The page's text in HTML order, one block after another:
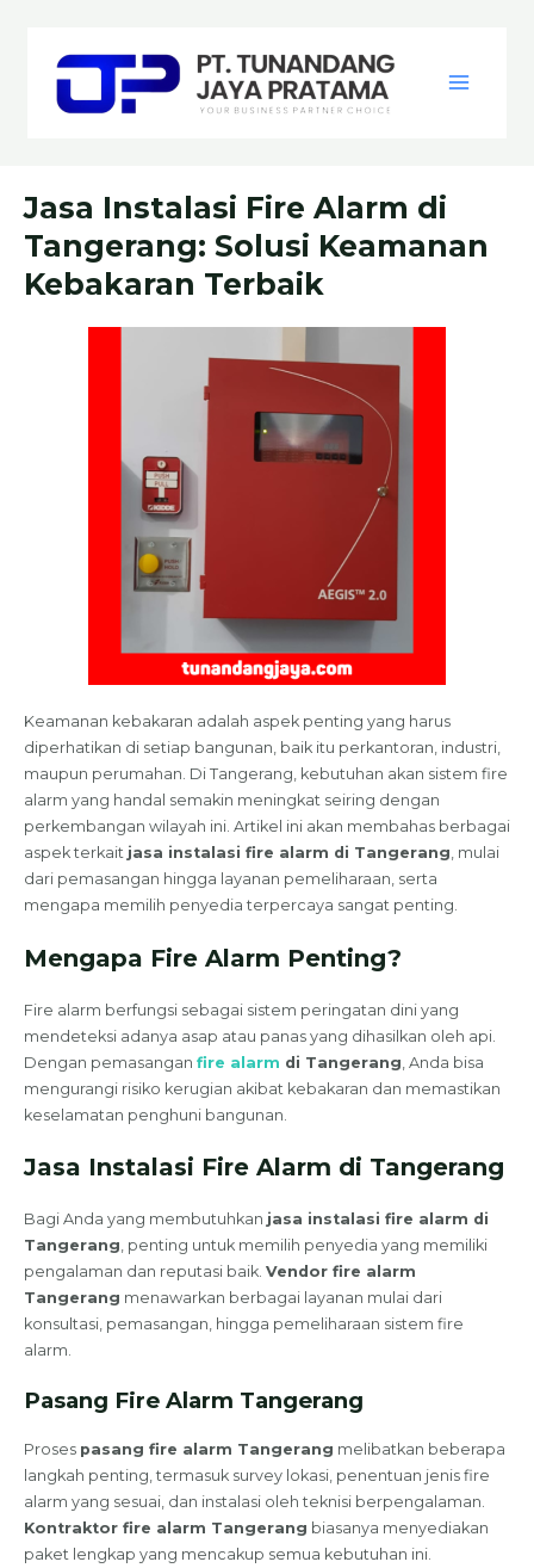
Menu
Jasa Instalasi Fire Alarm di
Tangerang: Solusi Keamanan
Kebakaran Terbaik
Keamanan kebakaran adalah aspek penting yang harus
diperhatikan di setiap bangunan, baik itu perkantoran, industri,
maupun perumahan. Di Tangerang, kebutuhan akan sistem fire
alarm yang handal semakin meningkat seiring dengan
perkembangan wilayah ini. Artikel ini akan membahas berbagai
aspek terkait jasa instalasi fire alarm di Tangerang, mulai
dari pemasangan hingga layanan pemeliharaan, serta
mengapa memilih penyedia terpercaya sangat penting.
Mengapa Fire Alarm Penting?
Fire alarm berfungsi sebagai sistem peringatan dini yang
mendeteksi adanya asap atau panas yang dihasilkan oleh api.
Dengan pemasangan fire alarm di Tangerang , Anda bisa
mengurangi risiko kerugian akibat kebakaran dan memastikan
keselamatan penghuni bangunan.
Jasa Instalasi Fire Alarm di Tangerang
Bagi Anda yang membutuhkan jasa instalasi fire alarm di
Tangerang , penting untuk memilih penyedia yang memiliki
pengalaman dan reputasi baik. Vendor fire alarm
Tangerang menawarkan berbagai layanan mulai dari
konsultasi, pemasangan, hingga pemeliharaan sistem fire
alarm.
Pasang Fire Alarm Tangerang
Proses pasang fire alarm Tangerang melibatkan beberapa
langkah penting, termasuk survey lokasi, penentuan jenis fire
alarm yang sesuai, dan instalasi oleh teknisi berpengalaman.
Kontraktor fire alarm Tangerang biasanya menyediakan
paket lengkap yang mencakup semua kebutuhan ini.
navigation